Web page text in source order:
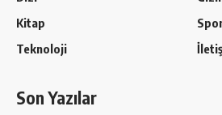
Kitap
Teknoloji
Son Yazılar